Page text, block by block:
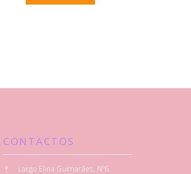
CONTACTOS
Largo Elina Guimarães, Nº6